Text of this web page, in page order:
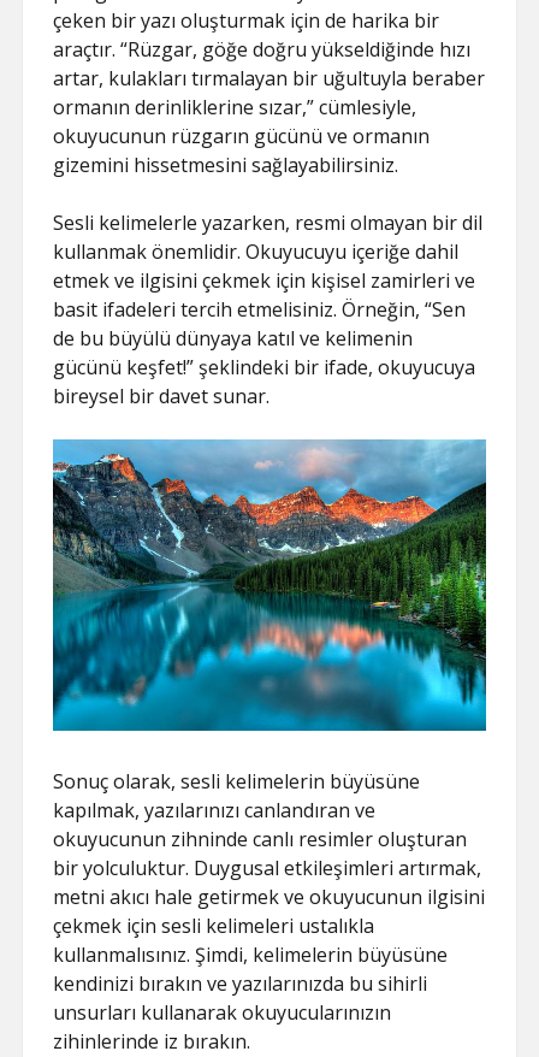
çeken bir yazı oluşturmak için de harika bir
araçtır. “Rüzgar, göğe doğru yükseldiğinde hızı
artar, kulakları tırmalayan bir uğultuyla beraber
ormanın derinliklerine sızar,” cümlesiyle,
okuyucunun rüzgarın gücünü ve ormanın
gizemini hissetmesini sağlayabilirsiniz.
Sesli kelimelerle yazarken, resmi olmayan bir dil
kullanmak önemlidir. Okuyucuyu içeriğe dahil
etmek ve ilgisini çekmek için kişisel zamirleri ve
basit ifadeleri tercih etmelisiniz. Örneğin, “Sen
de bu büyülü dünyaya katıl ve kelimenin
gücünü keşfet!” şeklindeki bir ifade, okuyucuya
bireysel bir davet sunar.
Sonuç olarak, sesli kelimelerin büyüsüne
kapılmak, yazılarınızı canlandıran ve
okuyucunun zihninde canlı resimler oluşturan
bir yolculuktur. Duygusal etkileşimleri artırmak,
metni akıcı hale getirmek ve okuyucunun ilgisini
çekmek için sesli kelimeleri ustalıkla
kullanmalısınız. Şimdi, kelimelerin büyüsüne
kendinizi bırakın ve yazılarınızda bu sihirli
unsurları kullanarak okuyucularınızın
zihinlerinde iz bırakın.